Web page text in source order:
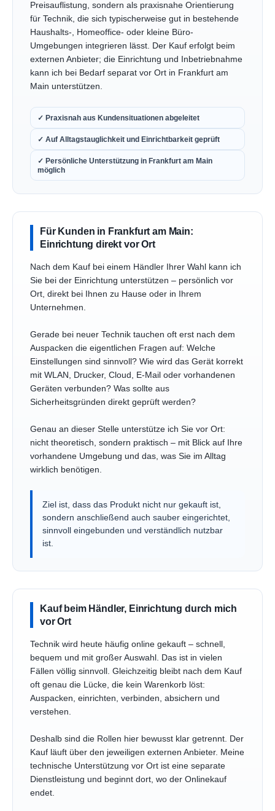
Preisauflistung, sondern als praxisnahe Orientierung
für Technik, die sich typischerweise gut in bestehende
Haushalts-, Homeoffice- oder kleine Büro-
Umgebungen integrieren lässt. Der Kauf erfolgt beim
externen Anbieter; die Einrichtung und Inbetriebnahme
kann ich bei Bedarf separat vor Ort in Frankfurt am
Main unterstützen.
✓ Praxisnah aus Kundensituationen abgeleitet
✓ Auf Alltagstauglichkeit und Einrichtbarkeit geprüft
✓ Persönliche Unterstützung in Frankfurt am Main
möglich
Für Kunden in Frankfurt am Main:
Einrichtung direkt vor Ort
Nach dem Kauf bei einem Händler Ihrer Wahl kann ich
Sie bei der Einrichtung unterstützen – persönlich vor
Ort, direkt bei Ihnen zu Hause oder in Ihrem
Unternehmen.
Gerade bei neuer Technik tauchen oft erst nach dem
Auspacken die eigentlichen Fragen auf: Welche
Einstellungen sind sinnvoll? Wie wird das Gerät korrekt
mit WLAN, Drucker, Cloud, E-Mail oder vorhandenen
Geräten verbunden? Was sollte aus
Sicherheitsgründen direkt geprüft werden?
Genau an dieser Stelle unterstütze ich Sie vor Ort:
nicht theoretisch, sondern praktisch – mit Blick auf Ihre
vorhandene Umgebung und das, was Sie im Alltag
wirklich benötigen.
Ziel ist, dass das Produkt nicht nur gekauft ist,
sondern anschließend auch sauber eingerichtet,
sinnvoll eingebunden und verständlich nutzbar
ist.
Kauf beim Händler, Einrichtung durch mich
vor Ort
Technik wird heute häufig online gekauft – schnell,
bequem und mit großer Auswahl. Das ist in vielen
Fällen völlig sinnvoll. Gleichzeitig bleibt nach dem Kauf
oft genau die Lücke, die kein Warenkorb löst:
Auspacken, einrichten, verbinden, absichern und
verstehen.
Deshalb sind die Rollen hier bewusst klar getrennt. Der
Kauf läuft über den jeweiligen externen Anbieter. Meine
technische Unterstützung vor Ort ist eine separate
Dienstleistung und beginnt dort, wo der Onlinekauf
endet.